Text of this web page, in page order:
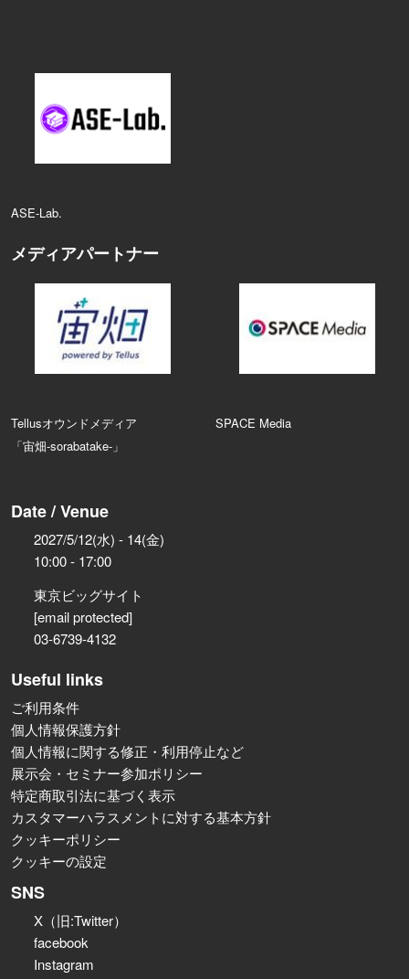
ASE‑Lab.
メディアパートナー
Tellusオウンドメディア
「宙畑-sorabatake-」
SPACE Media
Date / Venue
2027/5/12(水) - 14(金)
10:00 - 17:00
東京ビッグサイト
[email protected]
03-6739-4132
Useful links
ご利用条件
個人情報保護方針
個人情報に関する修正・利用停止など
展示会・セミナー参加ポリシー
特定商取引法に基づく表示
カスタマーハラスメントに対する基本方針
クッキーポリシー
クッキーの設定
SNS
X（旧:Twitter）
facebook
Instagram